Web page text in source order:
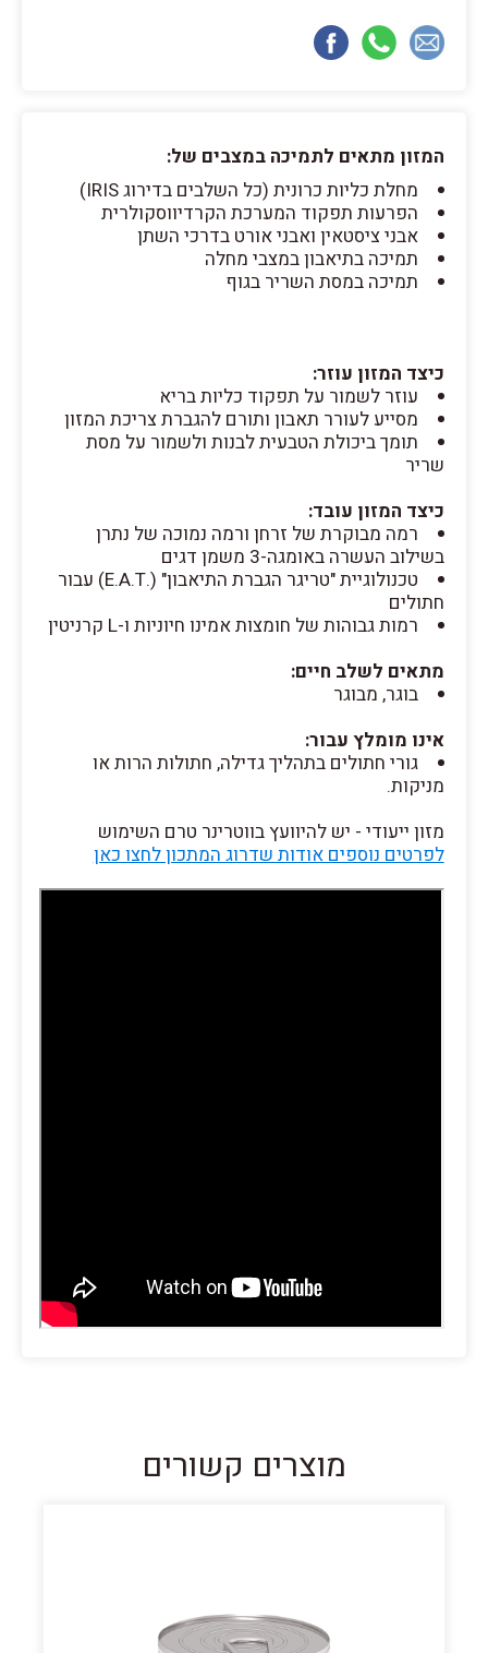
המזון מתאים לתמיכה במצבים של:
מחלת כליות כרונית (כל השלבים בדירוג IRIS)
הפרעות תפקוד המערכת הקרדיווסקולרית
אבני ציסטאין ואבני אורט בדרכי השתן
תמיכה בתיאבון במצבי מחלה
תמיכה במסת השריר בגוף
כיצד המזון עוזר:
עוזר לשמור על תפקוד כליות בריא
מסייע לעורר תאבון ותורם להגברת צריכת המזון
תומך ביכולת הטבעית לבנות ולשמור על מסת
שריר
כיצד המזון עובד:
רמה מבוקרת של זרחן ורמה נמוכה של נתרן
בשילוב העשרה באומגה-3 משמן דגים
טכנולוגיית "טריגר הגברת התיאבון" (.E.A.T) עבור
חתולים
רמות גבוהות של חומצות אמינו חיוניות ו-L קרניטין
מתאים לשלב חיים:
בוגר, מבוגר
אינו מומלץ עבור:
גורי חתולים בתהליך גדילה, חתולות הרות או
מניקות.
מזון ייעודי - יש להיוועץ בווטרינר טרם השימוש
לפרטים נוספים אודות שדרוג המתכון לחצו כאן
מוצרים קשורים